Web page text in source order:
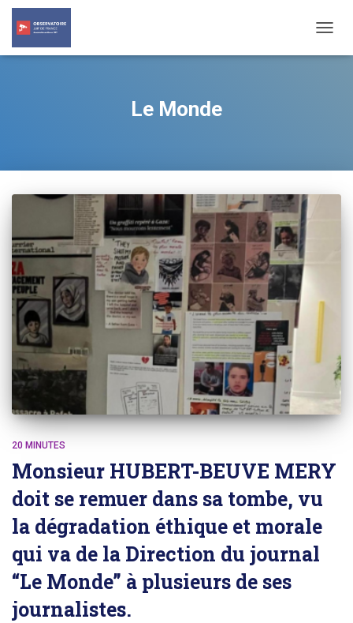
Le Monde
20 MINUTES
Monsieur HUBERT-BEUVE MERY
doit se remuer dans sa tombe, vu
la dégradation éthique et morale
qui va de la Direction du journal
“Le Monde” à plusieurs de ses
journalistes.